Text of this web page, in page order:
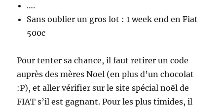
….
Sans oublier un gros lot : 1 week end en Fiat
500c
Pour tenter sa chance, il faut retirer un code
auprès des mères Noel (en plus d’un chocolat
:P), et aller vérifier sur le site spécial noël de
FIAT s’il est gagnant. Pour les plus timides, il